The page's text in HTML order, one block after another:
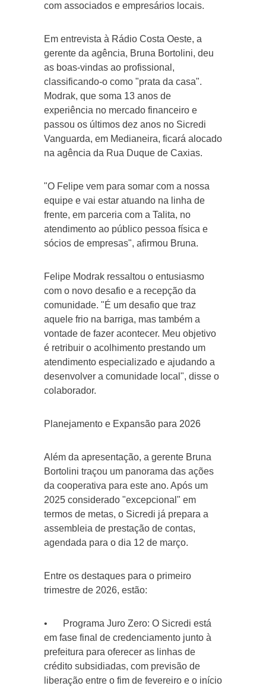
com associados e empresários locais.
Em entrevista à Rádio Costa Oeste, a
gerente da agência, Bruna Bortolini, deu
as boas-vindas ao profissional,
classificando-o como "prata da casa".
Modrak, que soma 13 anos de
experiência no mercado financeiro e
passou os últimos dez anos no Sicredi
Vanguarda, em Medianeira, ficará alocado
na agência da Rua Duque de Caxias.
"O Felipe vem para somar com a nossa
equipe e vai estar atuando na linha de
frente, em parceria com a Talita, no
atendimento ao público pessoa física e
sócios de empresas", afirmou Bruna.
Felipe Modrak ressaltou o entusiasmo
com o novo desafio e a recepção da
comunidade. "É um desafio que traz
aquele frio na barriga, mas também a
vontade de fazer acontecer. Meu objetivo
é retribuir o acolhimento prestando um
atendimento especializado e ajudando a
desenvolver a comunidade local", disse o
colaborador.
Planejamento e Expansão para 2026
Além da apresentação, a gerente Bruna
Bortolini traçou um panorama das ações
da cooperativa para este ano. Após um
2025 considerado "excepcional" em
termos de metas, o Sicredi já prepara a
assembleia de prestação de contas,
agendada para o dia 12 de março.
Entre os destaques para o primeiro
trimestre de 2026, estão:
•
Programa Juro Zero: O Sicredi está
em fase final de credenciamento junto à
prefeitura para oferecer as linhas de
crédito subsidiadas, com previsão de
liberação entre o fim de fevereiro e o início